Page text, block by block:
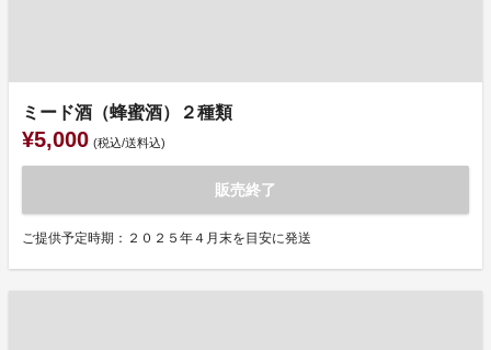
ミード酒（蜂蜜酒）２種類
¥5,000 (税込/送料込)
販売終了
ご提供予定時期：２０２５年４月末を目安に発送